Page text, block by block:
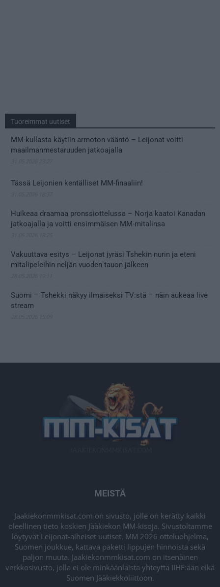
Tuoreimmat uutiset
MM-kullasta käytiin armoton vääntö – Leijonat voitti
maailmanmestaruuden jatkoajalla
Tässä Leijonien kentälliset MM-finaaliin!
Huikeaa draamaa pronssiottelussa – Norja kaatoi Kanadan
jatkoajalla ja voitti ensimmäisen MM-mitalinsa
Vakuuttava esitys – Leijonat jyräsi Tshekin nurin ja eteni
mitalipeleihin neljän vuoden tauon jälkeen
Suomi – Tshekki näkyy ilmaiseksi TV:stä – näin aukeaa live
stream
MEISTÄ
Jaakiekonmmkisat.com on sivusto, jolle on kerätty kaikki
oleellinen tieto koskien Jääkiekon MM-kisoja. Sivustoltamme
löytyvät Leijonat-aiheiset uutiset, MM 2026 otteluohjelma,
Suomen joukkue, kattava paketti lippujen hinnoista sekä
paljon muuta. Jaakiekonmmkisat.com on itsenäinen
verkkosivusto, jolla ei ole minkäänlaista yhteyttä IIHF:ään eikä
Suomen Jääkiekkoliittoon.